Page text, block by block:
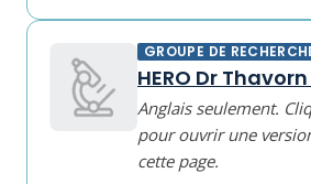
GROUPE DE
HERO Dr
Anglais seulement.
pour ouvrir une
cette page.